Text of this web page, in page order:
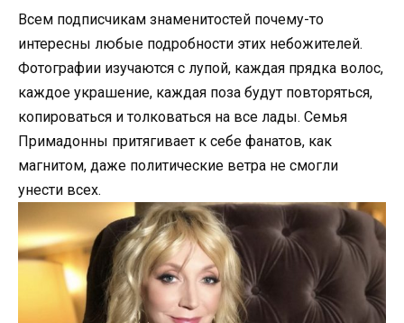
Всем подписчикам знаменитостей почему-то
интересны любые подробности этих небожителей.
Фотографии изучаются с лупой, каждая прядка волос,
каждое украшение, каждая поза будут повторяться,
копироваться и толковаться на все лады. Семья
Примадонны притягивает к себе фанатов, как
магнитом, даже политические ветра не смогли
унести всех.